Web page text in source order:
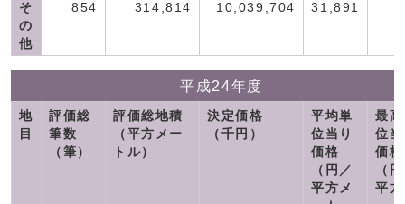
そ
の
他
854 314,814 10,039,704 31,891
平成24年度
地
目
評価総
筆数
（筆）
評価総地積
（平方メー
トル）
決定価格
（千円）
平均単
位当り
価格
（円／
平方メ
最
位
価格
（
平